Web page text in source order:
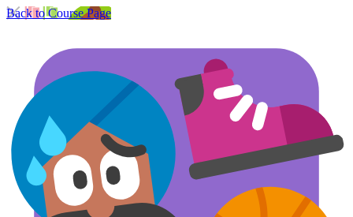
Back to Course Page